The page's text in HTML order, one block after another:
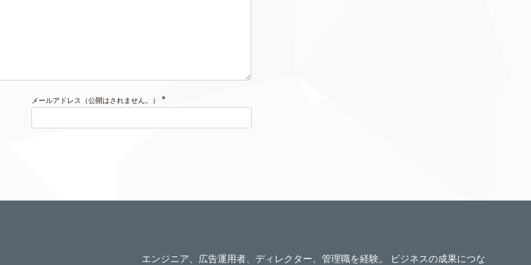
メールアドレス（公開はされません。） *
エンジニア、広告運用者、ディレクター、管理職を経験。 ビジネスの成果につな